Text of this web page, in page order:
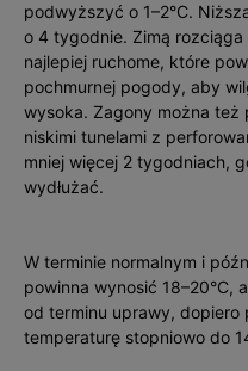
podwyższyć o 1–2°C.
o 4 tygodnie. Zimą
najlepiej ruchome, które
pochmurnej pogody, aby
wysoka. Zagony można
niskimi tunelami z
mniej więcej 2 tygodniach,
wydłużać.
W terminie normalnym i
powinna wynosić 18–20°C,
od terminu uprawy,
temperaturę stopniowo do